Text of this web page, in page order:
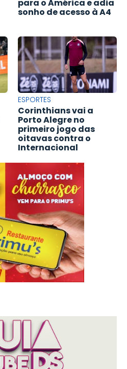
para o América e adia
sonho de acesso à A4
ESPORTES
Corinthians vai a
Porto Alegre no
primeiro jogo das
oitavas contra o
Internacional